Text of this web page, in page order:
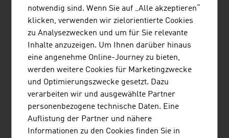
einem Holzanteil von rund 75% ab Erdgeschoss. Mit ihm
setzen die Planer ein Zeichen für ressourcenschonendes
und nachhaltiges Bauen und leisten einen Beitrag zum
Klimaschutz. Denn ein Kubikmeter verbautes Holz
entlastet die Atmosphäre um ein bis zwei Tonnen CO2.
Diese einmaligen österreichischen Projekte entsprechen
in allen Teilen höchsten architektonischen Ansprüchen
und übererfüllen die Klimaziele der EU. Viele
österreichische Expertinnen und Experten, die sich
durch Demonstrationsprojekte kennen, treten
gemeinsam international auf, um die Schnittstellen
notwendig sind. Wenn Sie auf „Alle akzeptieren“
klicken, verwenden wir zielorientierte Cookies
zu Analysezwecken und um für Sie relevante
Inhalte anzuzeigen. Um Ihnen darüber hinaus
eine angenehme Online-Journey zu bieten,
werden weitere Cookies für Marketingzwecke
und Optimierungszwecke gesetzt. Dazu
verarbeiten wir und ausgewählte Partner
personenbezogene technische Daten. Eine
Auflistung der Partner und nähere
Informationen zu den Cookies finden Sie in